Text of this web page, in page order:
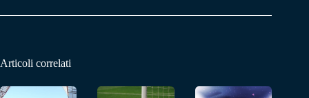
Articoli correlati